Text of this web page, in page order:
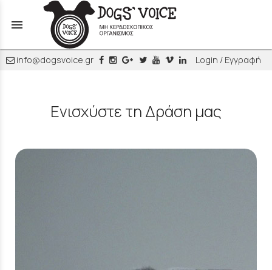
menu
info@dogsvoice.gr Login / Εγγραφή
Ενισχύστε τη Δράση μας